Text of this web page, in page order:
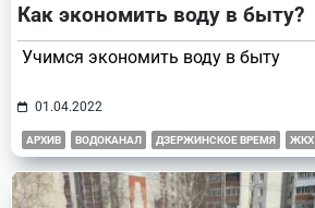
Как экономить воду в быту?
Учимся экономить воду в быту
01.04.2022
АРХИВ ВОДОКАНАЛ ДЗЕРЖИНСКОЕ ВРЕМЯ ЖКХ